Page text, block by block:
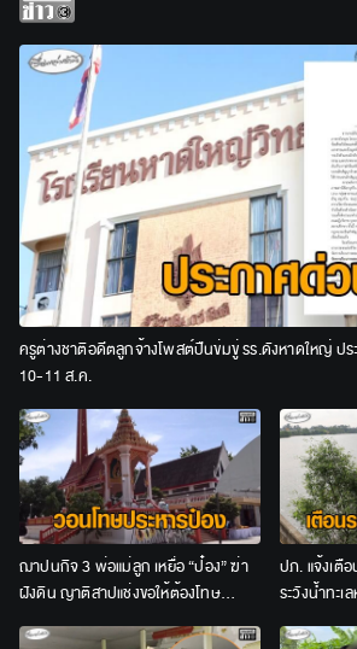
ครูต่างชาติอดีตลูกจ้างโพสต์ปืนข่มขู่ รร.ดังหาดใหญ่ ปร
10-11 ส.ค.
ฌาปนกิจ 3 พ่อแม่ลูก เหยื่อ “ป๋อง” ฆ่า
ฝังดิน ญาติสาปแช่งขอให้ต้องโทษ
ประหาร
ปภ. แจ้งเตื
ระวังน้ำทะ